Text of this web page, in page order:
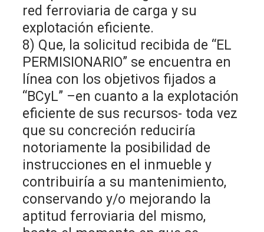
red ferroviaria de carga y su
explotación eficiente.
8) Que, la solicitud recibida de “EL
PERMISIONARIO” se encuentra en
línea con los objetivos fijados a
“BCyL” –en cuanto a la explotación
eficiente de sus recursos- toda vez
que su concreción reduciría
notoriamente la posibilidad de
instrucciones en el inmueble y
contribuiría a su mantenimiento,
conservando y/o mejorando la
aptitud ferroviaria del mismo,